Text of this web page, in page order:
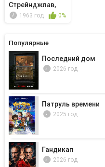
Популярные
Последний дом
2026 год
Патруль времени
2025 год
Гандикап
2026 год
Стрейнджлав,
или Как я
1963 год 0%